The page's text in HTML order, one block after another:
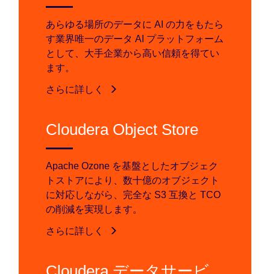
あらゆる場所のデータに AI の力をもたら
す業界唯一のデータ AI プラットフォーム
として、大手企業から高い信頼を得てい
ます。
さらに詳しく
Cloudera Object Store
Apache Ozone を基盤としたオブジェク
トストアにより、数十億のオブジェクト
に対応しながら、完全な S3 互換と TCO
の削減を実現します。
さらに詳しく